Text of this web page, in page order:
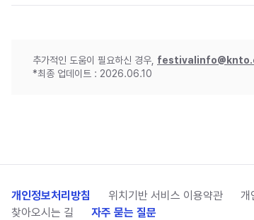
추가적인 도움이 필요하신 경우,
*최종 업데이트 : 2026.06.10
개인정보처리방침 위치기반 서비스 이용약관 개
찾아오시는 길
자주 묻는 질문